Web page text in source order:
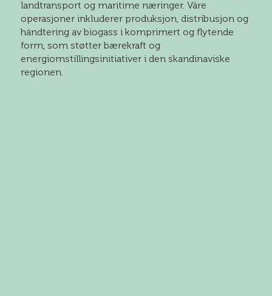
landtransport og maritime næringer. Våre
operasjoner inkluderer produksjon, distribusjon og
håndtering av biogass i komprimert og flytende
form, som støtter bærekraft og
energiomstillingsinitiativer i den skandinaviske
regionen.